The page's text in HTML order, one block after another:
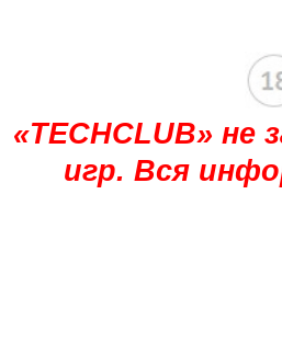
«TECHCLUB» не
игр. Вся